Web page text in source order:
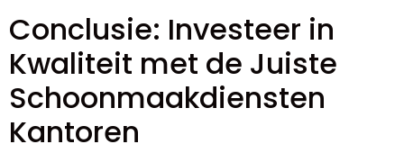
Conclusie: Investeer in
Kwaliteit met de Juiste
Schoonmaakdiensten
Kantoren